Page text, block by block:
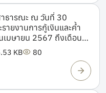
ธารณะ ณ วันที่ 30
ายงานการกู้เงินและค้ำ
เมษายน 2567 ถึงเดือน
KB 80